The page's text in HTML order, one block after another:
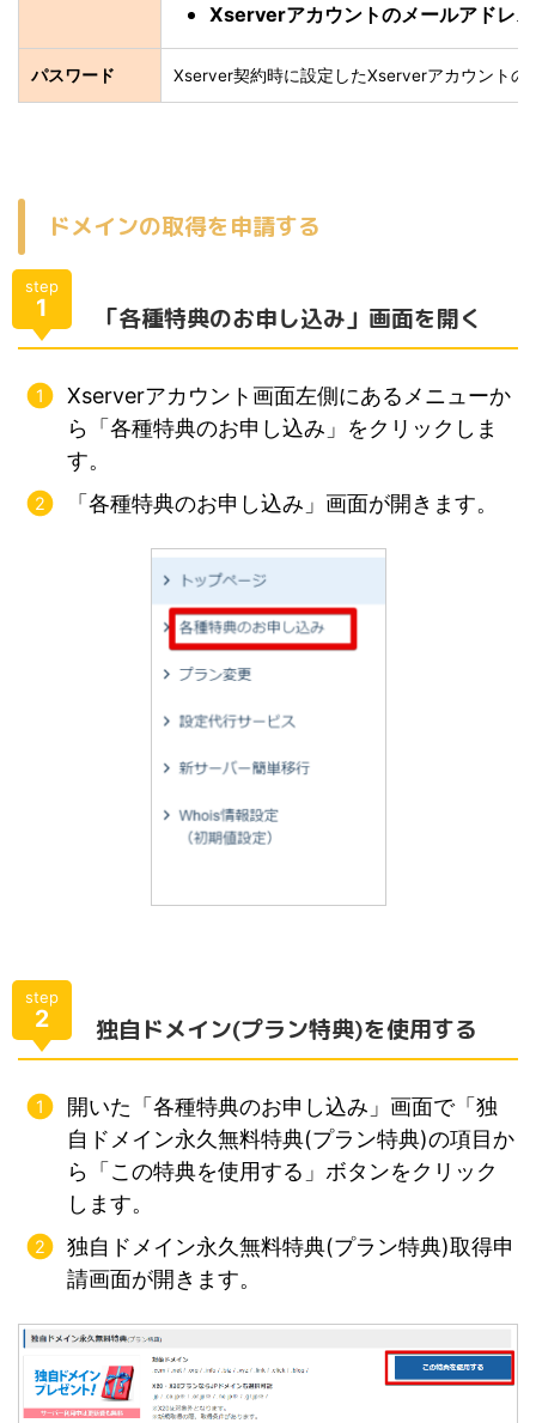
Xserverアカウントのメールアドレス
パスワード Xserver契約時に設定したXserverアカウントの
ドメインの取得を申請する
step
1 「各種特典のお申し込み」画面を開く
Xserverアカウント画面左側にあるメニューか
ら「各種特典のお申し込み」をクリックしま
す。
「各種特典のお申し込み」画面が開きます。
step
2 独自ドメイン(プラン特典)を使用する
開いた「各種特典のお申し込み」画面で「独
自ドメイン永久無料特典(プラン特典)の項目か
ら「この特典を使用する」ボタンをクリック
します。
独自ドメイン永久無料特典(プラン特典)取得申
請画面が開きます。